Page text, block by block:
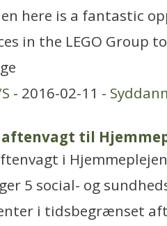
here is a fantastic
in the LEGO Group
- 2016-02-11 -
aftenvagt til
i
5 social- og
i tidsbegrænset